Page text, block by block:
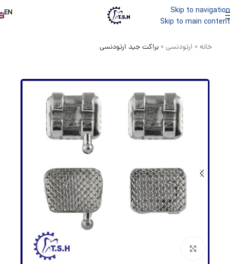
Skip to navigation
Skip to main content
EN
خانه » ارتودنسی » براکت جید ارتودنسی